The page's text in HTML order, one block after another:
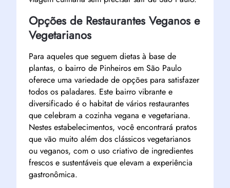
Opções de Restaurantes Veganos e
Vegetarianos
Para aqueles que seguem dietas à base de
plantas, o bairro de Pinheiros em São Paulo
oferece uma variedade de opções para satisfazer
todos os paladares. Este bairro vibrante e
diversificado é o habitat de vários restaurantes
que celebram a cozinha vegana e vegetariana.
Nestes estabelecimentos, você encontrará pratos
que vão muito além dos clássicos vegetarianos
ou veganos, com o uso criativo de ingredientes
frescos e sustentáveis ​​que elevam a experiência
gastronômica.